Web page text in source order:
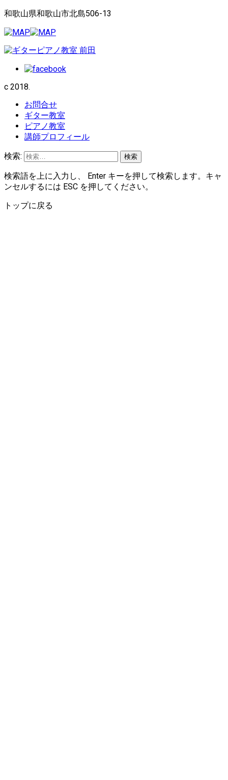
和歌山県和歌山市北島506-13
c 2018.
お問合せ
ギター教室
ピアノ教室
講師プロフィール
検索:
検索語を上に入力し、 Enter キーを押して検索します。キャ
ンセルするには ESC を押してください。
トップに戻る